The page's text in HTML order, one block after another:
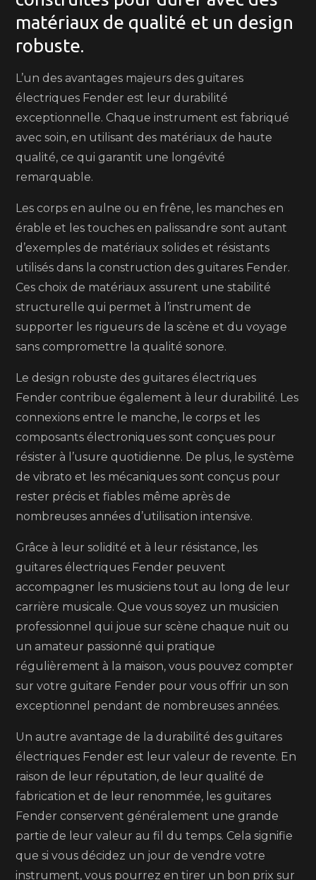
matériaux de qualité et un design
robuste.
L’un des avantages majeurs des guitares
électriques Fender est leur durabilité
exceptionnelle. Chaque instrument est fabriqué
avec soin, en utilisant des matériaux de haute
qualité, ce qui garantit une longévité
remarquable.
Les corps en aulne ou en frêne, les manches en
érable et les touches en palissandre sont autant
d’exemples de matériaux solides et résistants
utilisés dans la construction des guitares Fender.
Ces choix de matériaux assurent une stabilité
structurelle qui permet à l’instrument de
supporter les rigueurs de la scène et du voyage
sans compromettre la qualité sonore.
Le design robuste des guitares électriques
Fender contribue également à leur durabilité. Les
connexions entre le manche, le corps et les
composants électroniques sont conçues pour
résister à l’usure quotidienne. De plus, le système
de vibrato et les mécaniques sont conçus pour
rester précis et fiables même après de
nombreuses années d’utilisation intensive.
Grâce à leur solidité et à leur résistance, les
guitares électriques Fender peuvent
accompagner les musiciens tout au long de leur
carrière musicale. Que vous soyez un musicien
professionnel qui joue sur scène chaque nuit ou
un amateur passionné qui pratique
régulièrement à la maison, vous pouvez compter
sur votre guitare Fender pour vous offrir un son
exceptionnel pendant de nombreuses années.
Un autre avantage de la durabilité des guitares
électriques Fender est leur valeur de revente. En
raison de leur réputation, de leur qualité de
fabrication et de leur renommée, les guitares
Fender conservent généralement une grande
partie de leur valeur au fil du temps. Cela signifie
que si vous décidez un jour de vendre votre
instrument, vous pourrez en tirer un bon prix sur